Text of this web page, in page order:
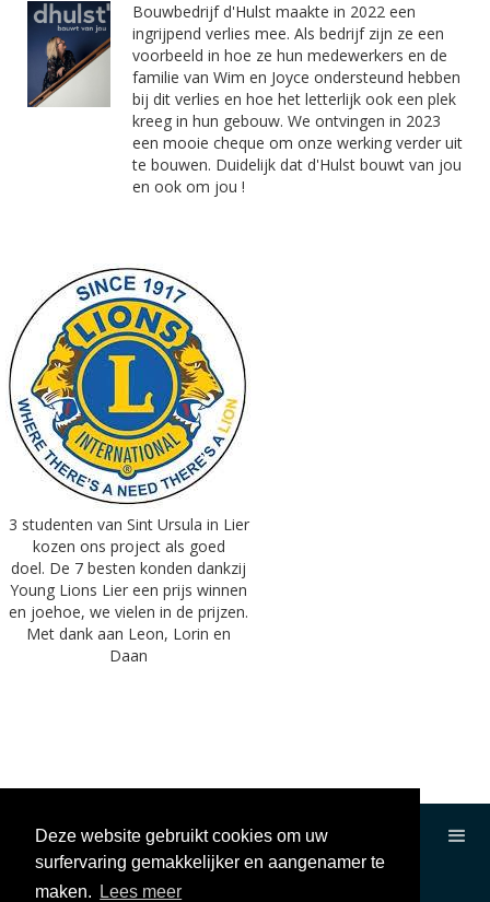
Deze website gebruikt cookies om uw
surfervaring gemakkelijker en aangenamer te
maken.
Lees meer
Bouwbedrijf d'Hulst maakte in 2022 een
ingrijpend verlies mee. Als bedrijf zijn ze een
voorbeeld in hoe ze hun medewerkers en de
familie van Wim en Joyce ondersteund hebben
bij dit verlies en hoe het letterlijk ook een plek
kreeg in hun gebouw. We ontvingen in 2023
een mooie cheque om onze werking verder uit
te bouwen. Duidelijk dat d'Hulst bouwt van jou
en ook om jou !
3 studenten van Sint Ursula in Lier
kozen ons project als goed
doel. De 7 besten konden dankzij
Young Lions Lier een prijs winnen
en joehoe, we vielen in de prijzen.
Met dank aan Leon, Lorin en
Daan